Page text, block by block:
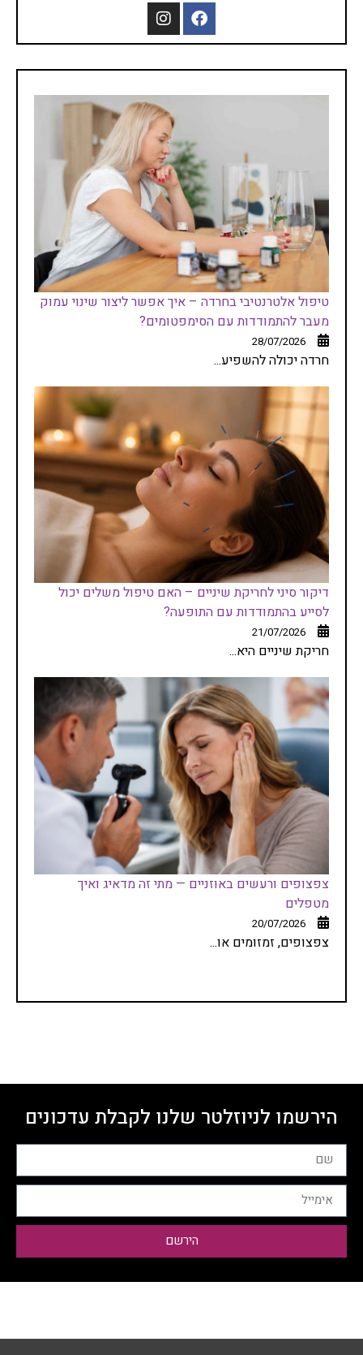
טיפול אלטרנטיבי בחרדה – איך אפשר ליצור שינוי עמוק
מעבר להתמודדות עם הסימפטומים?
28/07/2026
חרדה יכולה להשפיע...
דיקור סיני לחריקת שיניים – האם טיפול משלים יכול
לסייע בהתמודדות עם התופעה?
21/07/2026
חריקת שיניים היא...
צפצופים ורעשים באוזניים — מתי זה מדאיג ואיך
מטפלים
20/07/2026
צפצופים, זמזומים או...
הירשמו לניוזלטר שלנו לקבלת עדכונים
הירשם